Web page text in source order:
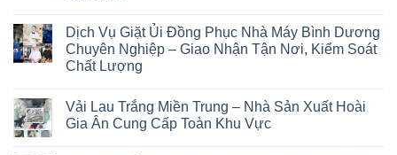
Dịch Vụ Giặt Ủi Đồng Phục Nhà Máy Bình Dương
Chuyên Nghiệp – Giao Nhận Tận Nơi, Kiểm Soát
Chất Lượng
Vải Lau Trắng Miền Trung – Nhà Sản Xuất Hoài
Gia Ân Cung Cấp Toàn Khu Vực